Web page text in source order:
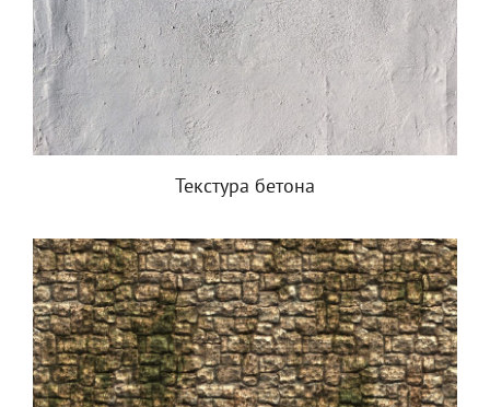
Текстура бетона